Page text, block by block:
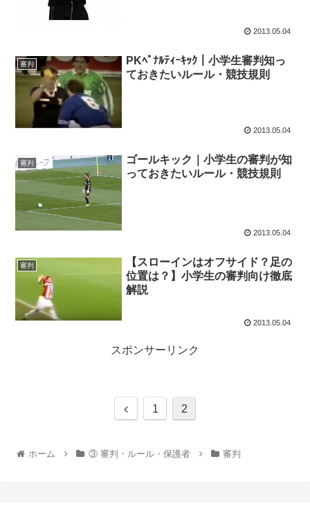
2013.05.04
審判
PKﾍﾟﾅﾙﾃｨｰｷｯｸ｜小学生審判知っ
ておきたいルール・競技規則
2013.05.04
審判
ゴールキック｜小学生の審判が知
っておきたいルール・競技規則
2013.05.04
審判
【スローインはオフサイド？足の
位置は？】小学生の審判向け徹底
解説
2013.05.04
スポンサーリンク
1 2
ホーム ③ 審判・ルール・保護者 審判